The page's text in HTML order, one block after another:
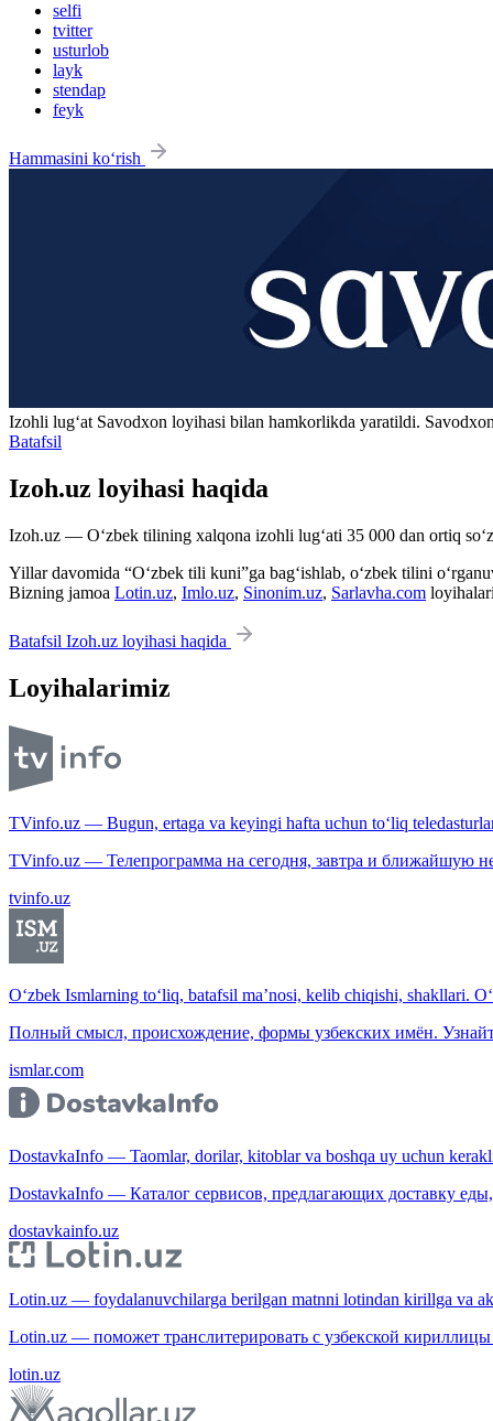
selfi
tvitter
usturlob
layk
stendap
feyk
Hammasini ko‘rish
Izohli lugʻat Savodxon loyihasi bilan hamkorlikda yaratildi.
Batafsil
Izoh.uz loyihasi haqida
Izoh.uz — O‘zbek tilining xalqona izohli lug‘ati 35 000 dan ortiq
Yillar davomida “O‘zbek tili kuni”ga bag‘ishlab, o‘zbek tilini
Bizning jamoa Lotin.uz, Imlo.uz, Sinonim.uz, Sarlavha.com
Batafsil Izoh.uz loyihasi haqida
Loyihalarimiz
TVinfo.uz — Bugun, ertaga va keyingi hafta uchun to‘liq
TVinfo.uz — Телепрограмма на сегодня, завтра и ближайшую
tvinfo.uz
O‘zbek Ismlarning to‘liq, batafsil ma’nosi, kelib chiqishi, shakllari.
Полный смысл, происхождение, формы узбекских имён.
ismlar.com
DostavkaInfo — Taomlar, dorilar, kitoblar va boshqa uy uchun
DostavkaInfo — Каталог сервисов, предлагающих доставку
dostavkainfo.uz
Lotin.uz — foydalanuvchilarga berilgan matnni lotindan kirillga va
Lotin.uz — поможет транслитерировать с узбекской
lotin.uz